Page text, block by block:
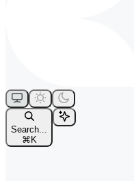
Search...
⌘ K